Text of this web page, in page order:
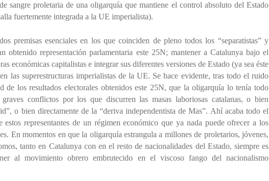
sangre proletaria de una oligarquía que mantiene el control absoluto del Estado
fuertemente integrada a la UE imperialista).
premisas esenciales en los que coinciden de pleno todos los “separatistas” y
obtenido representación parlamentaria este 25N; mantener a Catalunya bajo el
económicas capitalistas e integrar sus diferentes versiones de Estado (ya sea éste
las superestructuras imperialistas de la UE. Se hace evidente, tras todo el ruido
de los resultados electorales obtenidos este 25N, que la oligarquía lo tenía todo
conflictos por los que discurren las masas laboriosas catalanas, o bien
o bien directamente de la “deriva independentista de Mas”. Ahí acaba todo el
estos representantes de un régimen económico que ya nada puede ofrecer a los
En momentos en que la oligarquía estrangula a millones de proletarios, jóvenes,
tanto en Catalunya con en el resto de nacionalidades del Estado, siempre es
al movimiento obrero embrutecido en el viscoso fango del nacionalismo